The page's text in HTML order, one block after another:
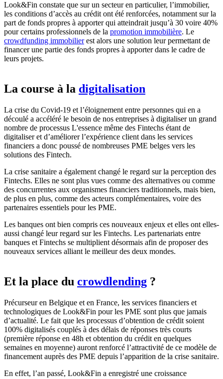
Look&Fin constate que sur un secteur en particulier, l’immobilier,
les conditions d’accès au crédit ont été renforcées, notamment sur la
part de fonds propres à apporter qui atteindrait jusqu’à 30 voire 40%
pour certains professionnels de la promotion immobilière. Le
crowdfunding immobilierest alors une solution leur permettant de
financer une partie des fonds propres à apporter dans le cadre de
leurs projets.
La course à la digitalisation
La crise du Covid-19 et l’éloignement entre personnes qui en a
découlé a accéléré le besoin de nos entreprises à digitaliser un grand
nombre de processus L'essence même des Fintechs étant de
digitaliser et d’améliorer l’expérience client dans les services
financiers a donc poussé de nombreuses PME belges vers les
solutions des Fintech.
La crise sanitaire a également changé le regard sur la perception des
Fintechs. Elles ne sont plus vues comme des alternatives ou comme
des concurrentes aux organismes financiers traditionnels, mais bien,
de plus en plus, comme des acteurs complémentaires, voire des
partenaires essentiels pour les PME.
Les banques ont bien compris ces nouveaux enjeux et elles ont elles-
aussi changé leur regard sur les Fintechs. Les partenariats entre
banques et Fintechs se multiplient désormais afin de proposer des
nouveaux services alliant le meilleur des deux mondes.
Et la place du crowdlending ?
Précurseur en Belgique et en France, les services financiers et
technologiques de Look&Fin pour les PME sont plus que jamais
d’actualité. Le fait que les processus d’obtention de crédit soient
100% digitalisés couplés à des délais de réponses très courts
(première réponse en 48h et obtention du crédit en quelques
semaines en moyenne) auront renforcé l’attractivité de ce modèle de
financement auprès des PME depuis l’apparition de la crise sanitaire.
En effet, l’an passé, Look&Fin a enregistré une croissance